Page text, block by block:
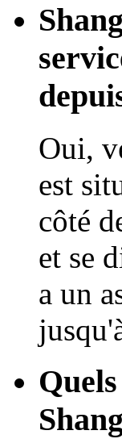
Oui,
est
côté
et se
a un